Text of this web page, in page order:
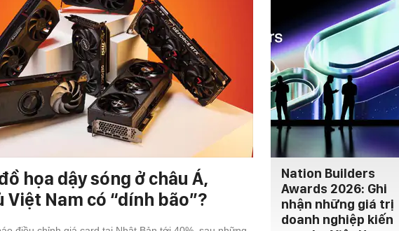
họa dậy sóng ở châu Á,
Việt Nam có “dính bão”?
Nation Builders
Awards 2026: Ghi
nhận những giá trị
doanh nghiệp kiến